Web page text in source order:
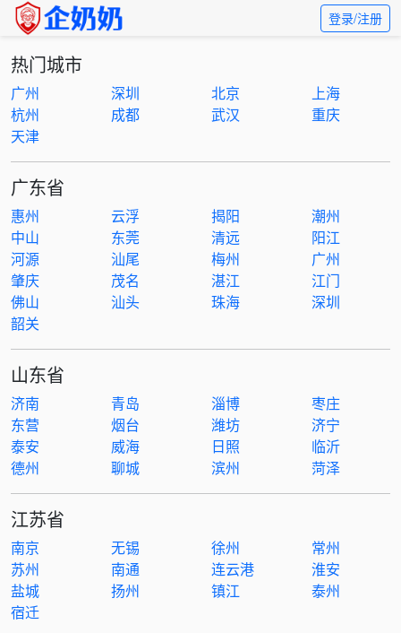
登录/注册
热门城市
广州 深圳 北京
上海
杭州
成都 武汉
重庆
天津
广东省
惠州 云浮 揭阳
潮州
中山
东莞 清远
阳江
河源
汕尾 梅州
广州
肇庆
茂名 湛江
江门
佛山
汕头 珠海
深圳
韶关
山东省
济南 青岛 淄博
枣庄
东营
烟台 潍坊
济宁
泰安
威海 日照
临沂
德州
聊城 滨州 菏泽
江苏省
南京 无锡 徐州
常州
苏州
南通 连云港
淮安
盐城
扬州 镇江
泰州
宿迁